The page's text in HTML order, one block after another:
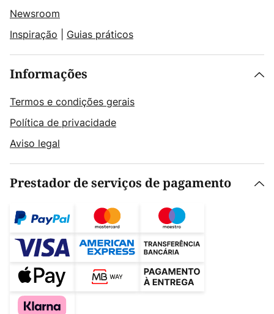
Newsroom
Inspiração
Guias práticos
Informações
Termos e condições gerais
Política de privacidade
Aviso legal
Prestador de serviços de pagamento